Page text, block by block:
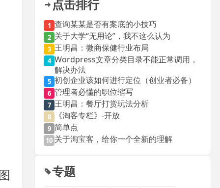
点击排行
1 查询某某是否有案底的小技巧
2 关于大学“无用论”，我不这么认为
3 王明昌：微商保健行业布局
4 Wordpress文章分类目录不能正常调用，
解决办法
5 初创企业该如何进行定位（创业者必备）
6 管理者必懂的职位缩写
7 王明昌：餐厅打赏玩法分析
8 《淘客专栏》-开放
9 简单点
10 关于淘宝客，给你一个全新的理解
专题